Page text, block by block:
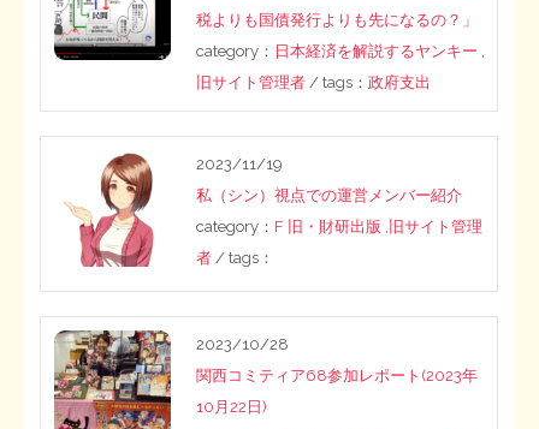
税よりも国債発行よりも先になるの？」
category： 日本経済を解説するヤンキー ,
旧サイト管理者 / tags：政府支出
2023/11/19
私（シン）視点での運営メンバー紹介
category： F 旧・財研出版 , 旧サイト管理
者 / tags：
2023/10/28
関西コミティア68参加レポート(2023年
10月22日)